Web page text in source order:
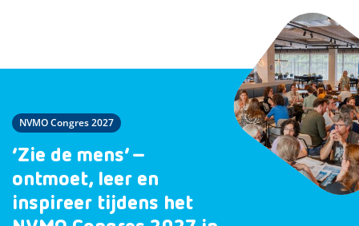
NVMO Congres 2027
‘Zie de mens’ –
ontmoet, leer en
inspireer tijdens het